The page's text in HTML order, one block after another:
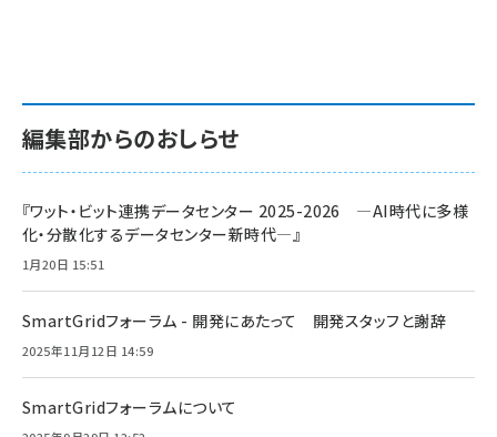
編集部からのおしらせ
『ワット・ビット連携データセンター 2025-2026 ―AI時代に多様
化・分散化するデータセンター新時代―』
1月20日 15:51
SmartGridフォーラム - 開発にあたって 開発スタッフと謝辞
2025年11月12日 14:59
SmartGridフォーラムについて